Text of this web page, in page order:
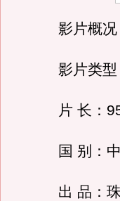
影片概况
影片类型
片 长：95
国 别：中
出 品：珠